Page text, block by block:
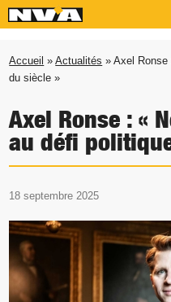
Accueil »Actualités » Axel
du siècle »
Axel Ronse : «
au défi
18 septembre 2025